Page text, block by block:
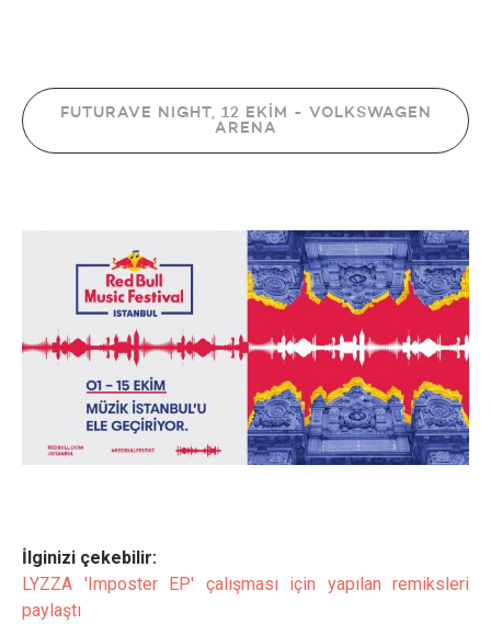
FUTURAVE NIGHT, 12 EKİM - VOLKSWAGEN
ARENA
İlginizi çekebilir:
LYZZA 'Imposter EP' çalışması için yapılan remiksleri
paylaştı